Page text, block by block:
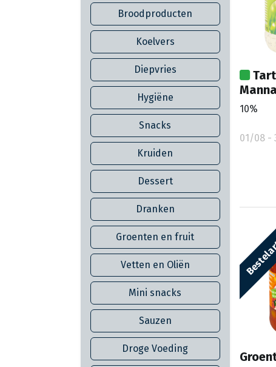
Broodproducten
Koelvers
Diepvries
Hygiëne
Snacks
Kruiden
Dessert
Dranken
Groenten en fruit
Vetten en Oliën
Mini snacks
Sauzen
Droge Voeding
10%
01/08 -